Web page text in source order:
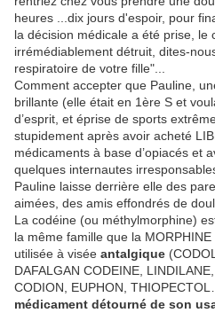
heures ...dix jours d'espoir, pour
la décision médicale a été prise, le
irrémédiablement détruit, dites-
respiratoire de votre fille"...
Comment accepter que Pauline,
brillante (elle était en 1ère S et
d’esprit, et éprise de sports
stupidement après avoir acheté
médicaments à base d’opiacés et
quelques internautes
Pauline laisse derrière elle des
aimées, des amis effondrés de
La codéine (ou méthylmorphine)
la même famille que la MORPHINE
utilisée à visée antalgique
DAFALGAN CODEINE,
CODION, EUPHON,
médicament détourné de son